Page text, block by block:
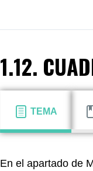
1.12.
TEMA
En el apartado de